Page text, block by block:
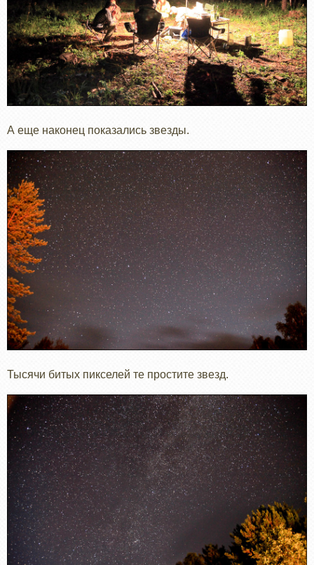
А еще наконец показались звезды.
Тысячи битых пикселей те простите звезд.